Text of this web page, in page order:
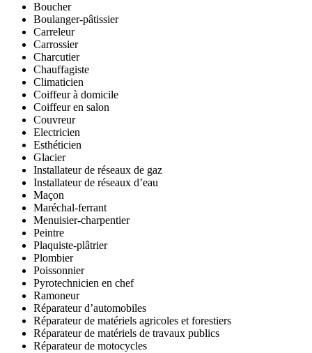
Boucher
Boulanger-pâtissier
Carreleur
Carrossier
Charcutier
Chauffagiste
Climaticien
Coiffeur à domicile
Coiffeur en salon
Couvreur
Electricien
Esthéticien
Glacier
Installateur de réseaux de gaz
Installateur de réseaux d’eau
Maçon
Maréchal-ferrant
Menuisier-charpentier
Peintre
Plaquiste-plâtrier
Plombier
Poissonnier
Pyrotechnicien en chef
Ramoneur
Réparateur d’automobiles
Réparateur de matériels agricoles et forestiers
Réparateur de matériels de travaux publics
Réparateur de motocycles